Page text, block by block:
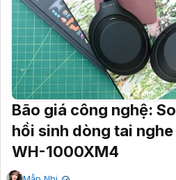
Bão giá công nghệ:
hồi sinh dòng tai
WH-1000XM4